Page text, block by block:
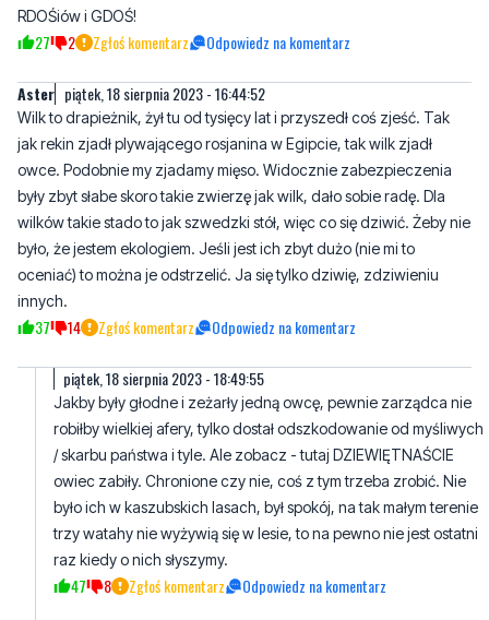
Aster piątek, 18 sierpnia 2023 - 16:44:52
Wilk to drapieżnik, żył tu od tysięcy lat i przyszedł coś zjeść. Tak
owce. Podobnie my zjadamy mięso. Widocznie zabezpieczenia
były zbyt słabe skoro takie zwierzę jak wilk, dało sobie radę. Dla
wilków takie stado to jak szwedzki stół, więc co się dziwić. Żeby nie
było, że jestem ekologiem. Jeśli jest ich zbyt dużo (nie mi to
oceniać) to można je odstrzelić. Ja się tylko dziwię, zdziwieniu
innych.
37 14 Zgłoś komentarz Odpowiedz na komentarz
Jakby były głodne i zeżarły jedną owcę, pewnie zarządca nie
/ skarbu państwa i tyle. Ale zobacz - tutaj DZIEWIĘTNAŚCIE
owiec zabiły. Chronione czy nie, coś z tym trzeba zrobić. Nie
było ich w kaszubskich lasach, był spokój, na tak małym terenie
trzy watahy nie wyżywią się w lesie, to na pewno nie jest ostatni
raz kiedy o nich słyszymy.
47 8 Zgłoś komentarz Odpowiedz na komentarz
piątek, 18 sierpnia 2023 - 20:25:47
Skoro dostały się do stada to nienależycie je zabezpieczono.